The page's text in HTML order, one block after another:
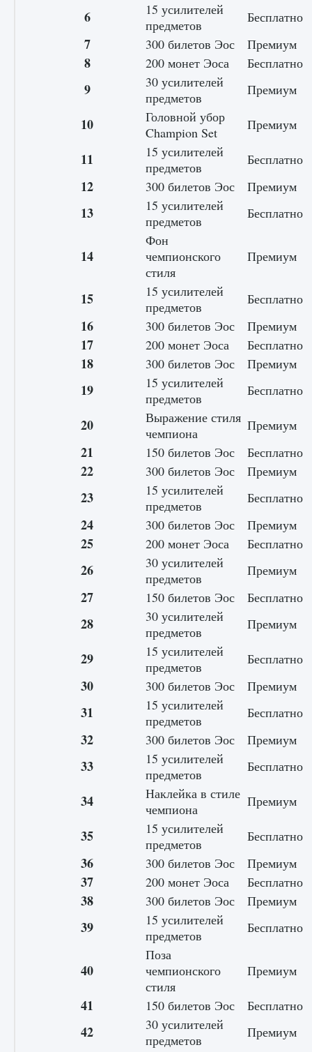
1 297
Как включить чат в Fortnite
1 335
6
15 усилителей
предметов
Бесплатно
7 300 билетов Эос Премиум
8 200 монет Эоса Бесплатно
9
30 усилителей
предметов
Премиум
10
Головной убор
Champion Set
Премиум
11
15 усилителей
предметов
Бесплатно
12 300 билетов Эос Премиум
13
15 усилителей
предметов
Бесплатно
14
Фон
чемпионского
стиля
Премиум
15
15 усилителей
предметов
Бесплатно
16 300 билетов Эос Премиум
17 200 монет Эоса Бесплатно
18 300 билетов Эос Премиум
19
15 усилителей
предметов
Бесплатно
20
Выражение стиля
чемпиона
Премиум
21 150 билетов Эос Бесплатно
22 300 билетов Эос Премиум
23
15 усилителей
предметов
Бесплатно
24 300 билетов Эос Премиум
25 200 монет Эоса Бесплатно
26
30 усилителей
предметов
Премиум
27 150 билетов Эос Бесплатно
28
30 усилителей
предметов
Премиум
29
15 усилителей
предметов
Бесплатно
30 300 билетов Эос Премиум
31
15 усилителей
предметов
Бесплатно
32 300 билетов Эос Премиум
33
15 усилителей
предметов
Бесплатно
34
Наклейка в стиле
чемпиона
Премиум
35
15 усилителей
предметов
Бесплатно
36 300 билетов Эос Премиум
37 200 монет Эоса Бесплатно
38 300 билетов Эос Премиум
39
15 усилителей
предметов
Бесплатно
40
Поза
чемпионского
стиля
Премиум
41 150 билетов Эос Бесплатно
42
30 усилителей
предметов
Премиум